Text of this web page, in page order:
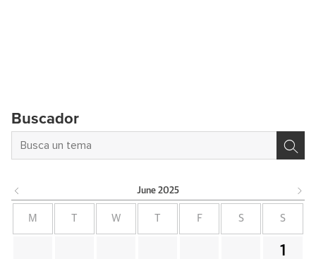
Buscador
June 2025
M W F S S
1